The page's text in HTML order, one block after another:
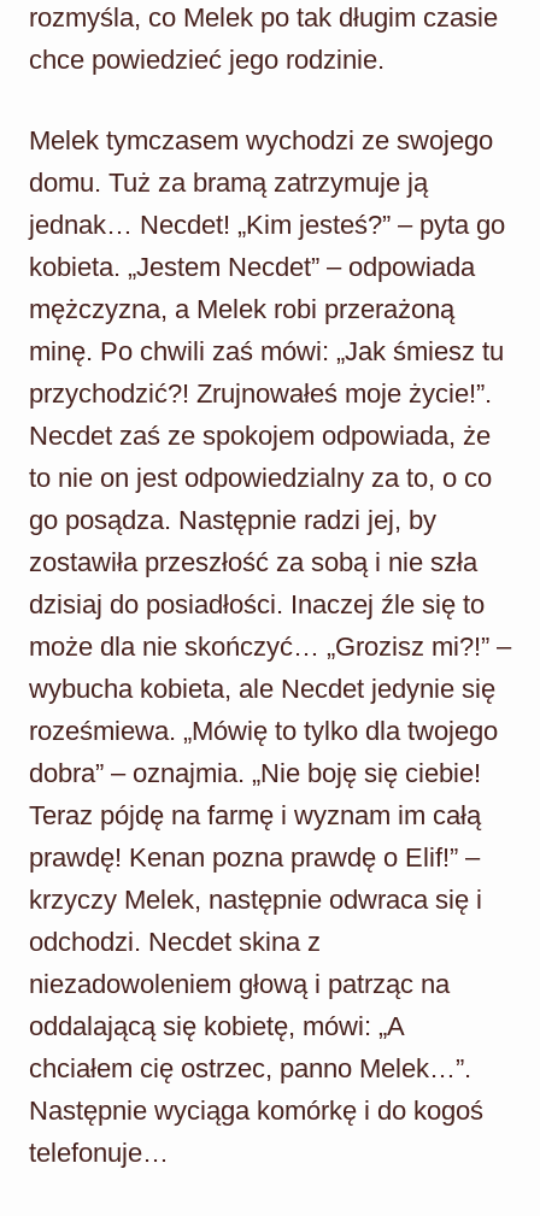
rozmyśla, co Melek po tak długim czasie
chce powiedzieć jego rodzinie.
Melek tymczasem wychodzi ze swojego
domu. Tuż za bramą zatrzymuje ją
jednak… Necdet! „Kim jesteś?” – pyta go
kobieta. „Jestem Necdet” – odpowiada
mężczyzna, a Melek robi przerażoną
minę. Po chwili zaś mówi: „Jak śmiesz tu
przychodzić?! Zrujnowałeś moje życie!”.
Necdet zaś ze spokojem odpowiada, że
to nie on jest odpowiedzialny za to, o co
go posądza. Następnie radzi jej, by
zostawiła przeszłość za sobą i nie szła
dzisiaj do posiadłości. Inaczej źle się to
może dla nie skończyć… „Grozisz mi?!” –
wybucha kobieta, ale Necdet jedynie się
roześmiewa. „Mówię to tylko dla twojego
dobra” – oznajmia. „Nie boję się ciebie!
Teraz pójdę na farmę i wyznam im całą
prawdę! Kenan pozna prawdę o Elif!” –
krzyczy Melek, następnie odwraca się i
odchodzi. Necdet skina z
niezadowoleniem głową i patrząc na
oddalającą się kobietę, mówi: „A
chciałem cię ostrzec, panno Melek…”.
Następnie wyciąga komórkę i do kogoś
telefonuje…